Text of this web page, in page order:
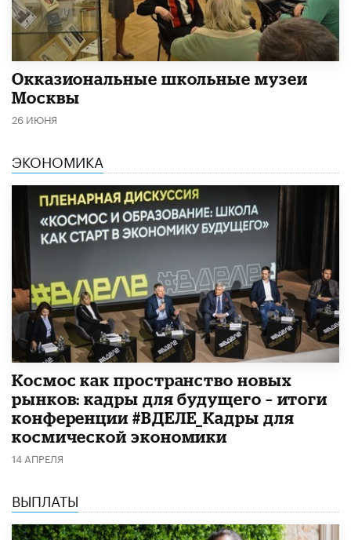
​Окказиональные школьные музеи
Москвы
26 ИЮНЯ
ЭКОНОМИКА
Космос как пространство новых
рынков: кадры для будущего – итоги
конференции #ВДЕЛЕ_Кадры для
космической экономики
14 АПРЕЛЯ
ВЫПЛАТЫ